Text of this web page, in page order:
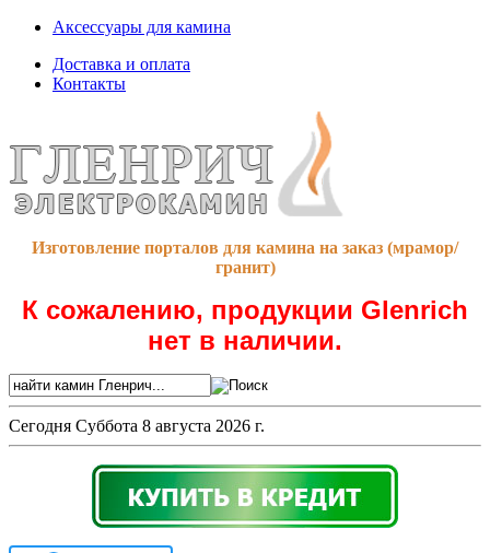
Аксессуары для камина
Доставка и оплата
Контакты
Изготовление порталов для камина на заказ (мрамор/
гранит)
К сожалению, продукции Glenrich
нет в наличии.
Сегодня Суббота 8 августа 2026 г.